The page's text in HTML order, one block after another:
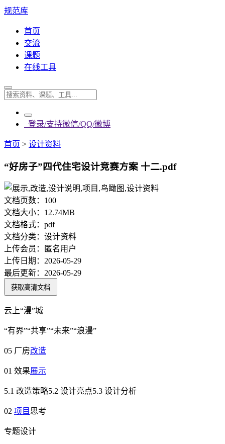
规范库
首页
交流
课题
在线工具
登录/支持微信/QQ/微博
首页 > 设计资料
“好房子”四代住宅设计竞赛方案 十二.pdf
文档页数： 100
文档大小： 12.74MB
文档格式： pdf
文档分类： 设计资料
上传会员：
匿名用户
上传日期： 2026-05-29
最后更新： 2026-05-29
获取高清文档
云上“漫”城
“有界”“共享”“未来”“浪漫”
05 厂房改造
01 效果展示
5.1 改造策略5.2 设计亮点5.3 设计分析
02 项目 思考
专题设计